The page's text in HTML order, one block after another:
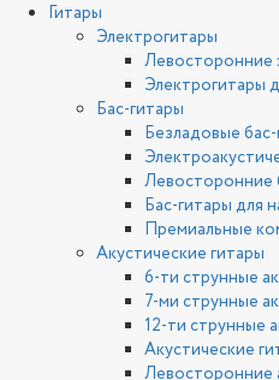
Гитары
Электрогитары
Левосторонние
Электрогитары
Бас-гитары
Безладовые
Левосторонние
Бас-гитары для
Премиальные
Акустические гитары
6-ти струнные
7-ми струнные
12-ти струнные
Акустические
Левосторонние